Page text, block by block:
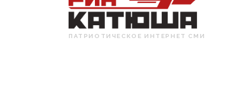
ПАТРИОТИЧЕСКОЕ ИНТЕРНЕТ СМИ